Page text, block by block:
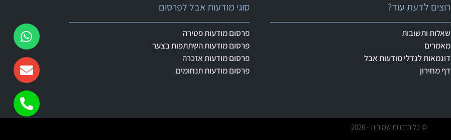
רוצים לדעת עוד?
שאלות ותשובות
מאמרים
דוגמאות לגדלי מודעות אבל
דף מחירון
סוגי מודעות אבל לפרסום
פרסום מודעות פטירה
פרסום מודעות השתתפות בצער
פרסום מודעות אזכרה
פרסום מודעות תנחומים
© כל הזכויות שמורות - 2026